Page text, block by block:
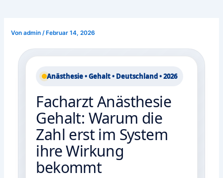
Vonadmin /Februar 14, 2026
Anästhesie • Gehalt • Deutschland • 2026
Facharzt Anästhesie
Gehalt: Warum die
Zahl erst im System
ihre Wirkung
bekommt